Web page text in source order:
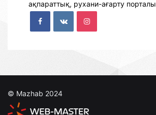
ақпараттық, рухани-ағарту порталы
© Mazhab 2024